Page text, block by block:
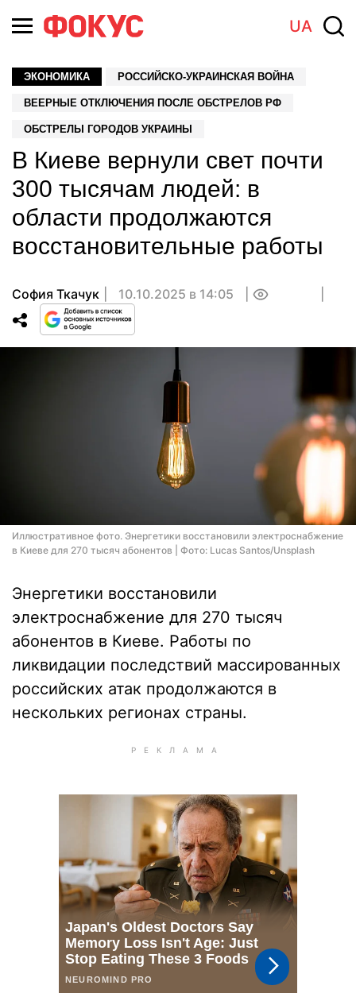
UA
ЭКОНОМИКА РОССИЙСКО-УКРАИНСКАЯ ВОЙНА
ВЕЕРНЫЕ ОТКЛЮЧЕНИЯ ПОСЛЕ ОБСТРЕЛОВ РФ
ОБСТРЕЛЫ ГОРОДОВ УКРАИНЫ
В Киеве вернули свет почти
300 тысячам людей: в
области продолжаются
восстановительные работы
София Ткачук 10.10.2025 в 14:05
Иллюстративное фото. Энергетики восстановили электроснабжение
в Киеве для 270 тысяч абонентов | Фото: Lucas Santos/Unsplash
Энергетики восстановили
электроснабжение для 270 тысяч
абонентов в Киеве. Работы по
ликвидации последствий массированных
российских атак продолжаются в
нескольких регионах страны.